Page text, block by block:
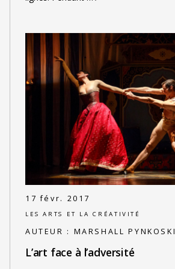
17 févr. 2017
LES ARTS ET LA CRÉATIVITÉ
AUTEUR : MARSHALL PYNKOSKI
L’art face à l’adversité